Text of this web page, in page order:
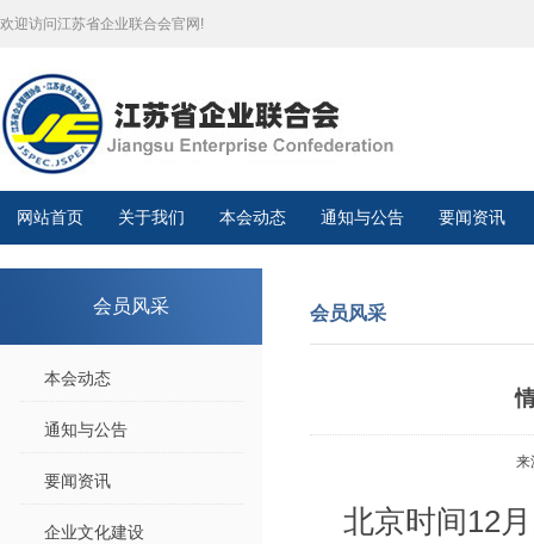
欢迎访问江苏省企业联合会官网!
网站首页 关于我们 本会动态 通知与公告 要闻资讯
会员风采
本会动态
通知与公告
要闻资讯
企业文化建设
会员风采
来
北京时间 12月